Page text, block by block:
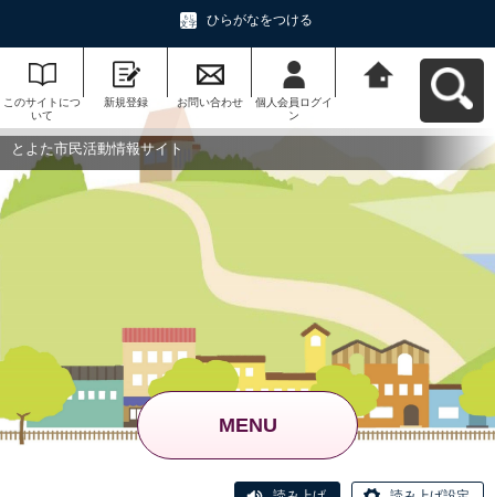
ひらがなをつける
このサイトにつ
いて
新規登録 お問い合わせ
個人会員ログイ
ン
る
とよた市民活動情報サイト
MENU